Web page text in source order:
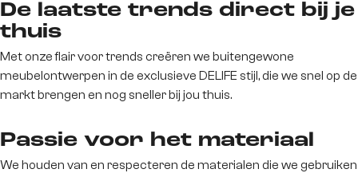
De laatste trends direct bij je
thuis
Met onze flair voor trends creëren we buitengewone
meubelontwerpen in de exclusieve DELIFE stijl, die we snel op de
markt brengen en nog sneller bij jou thuis.
Passie voor het materiaal
We houden van en respecteren de materialen die we gebruiken